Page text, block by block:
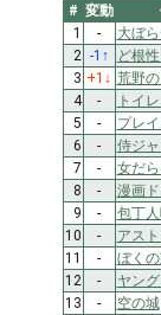
# 変動
1
- 大ぼ
2 -1 ↑ ど根
3 +1 ↓ 荒野
4
- トイ
5
- プレ
6
- 侍ジ
7
- 女だ
8
- 漫画
9
- 包丁
10
- アス
11
- ぼく
12
- ヤン
13
- 空の城